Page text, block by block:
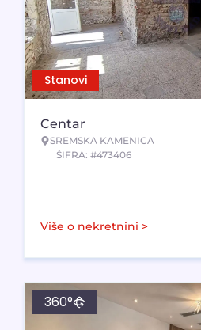
Stanovi
Centar
SREMSKA KAMENICA
ŠIFRA: #473406
Više o nekretnini >
360°